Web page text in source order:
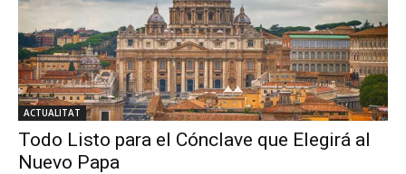
ACTUALITAT
Todo Listo para el Cónclave que Elegirá al
Nuevo Papa